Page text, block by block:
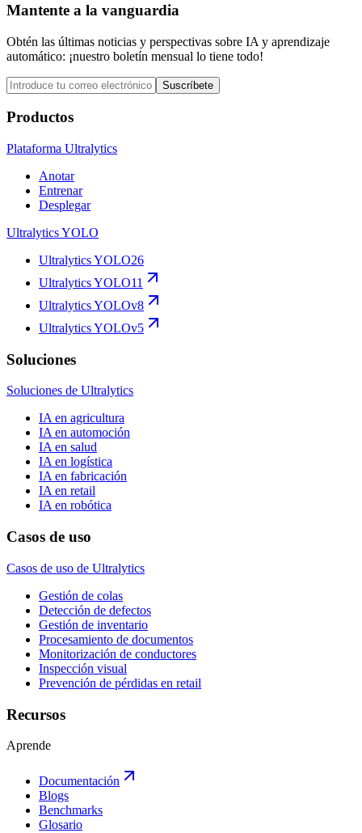
Mantente a la vanguardia
Obtén las últimas noticias y perspectivas sobre IA y aprendizaje
automático: ¡nuestro boletín mensual lo tiene todo!
Suscríbete
Productos
Plataforma Ultralytics
Anotar
Entrenar
Desplegar
Ultralytics YOLO
Ultralytics YOLO26
Ultralytics YOLO11
Ultralytics YOLOv8
Ultralytics YOLOv5
Soluciones
Soluciones de Ultralytics
IA en agricultura
IA en automoción
IA en salud
IA en logística
IA en fabricación
IA en retail
IA en robótica
Casos de uso
Casos de uso de Ultralytics
Gestión de colas
Detección de defectos
Gestión de inventario
Procesamiento de documentos
Monitorización de conductores
Inspección visual
Prevención de pérdidas en retail
Recursos
Aprende
Documentación
Blogs
Benchmarks
Glosario